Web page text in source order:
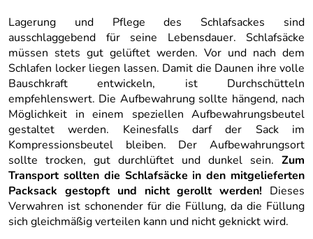
Lagerung und Pflege des Schlafsackes sind
ausschlaggebend für seine Lebensdauer. Schlafsäcke
müssen stets gut gelüftet werden. Vor und nach dem
Schlafen locker liegen lassen. Damit die Daunen ihre volle
Bauschkraft entwickeln, ist Durchschütteln
empfehlenswert. Die Aufbewahrung sollte hängend, nach
Möglichkeit in einem speziellen Aufbewahrungsbeutel
gestaltet werden. Keinesfalls darf der Sack im
Kompressionsbeutel bleiben. Der Aufbewahrungsort
sollte trocken, gut durchlüftet und dunkel sein. Zum
Transport sollten die Schlafsäcke in den mitgelieferten
Packsack gestopft und nicht gerollt werden! Dieses
Verwahren ist schonender für die Füllung, da die Füllung
sich gleichmäßig verteilen kann und nicht geknickt wird.